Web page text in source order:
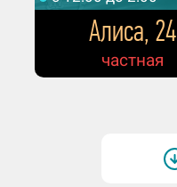
Алиса, 24
частная